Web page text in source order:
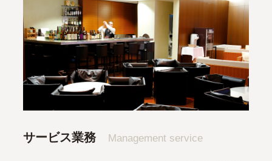
サービス業務 Management service